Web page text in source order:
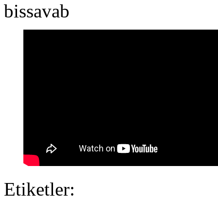
bissavab
Etiketler: